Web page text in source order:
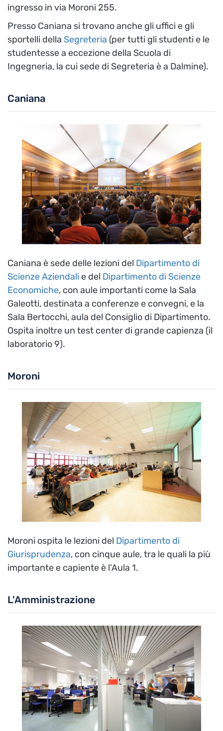
ingresso in via Moroni 255.
Presso Caniana si trovano anche gli uffici e gli
sportelli della Segreteria (per tutti gli studenti e le
studentesse a eccezione della Scuola di
Ingegneria, la cui sede di Segreteria è a Dalmine).
Caniana
Caniana è sede delle lezioni del Dipartimento di
Scienze Aziendali e del Dipartimento di Scienze
Economiche, con aule importanti come la Sala
Galeotti, destinata a conferenze e convegni, e la
Sala Bertocchi, aula del Consiglio di Dipartimento.
Ospita inoltre un test center di grande capienza (il
laboratorio 9).
Moroni
Moroni ospita le lezioni del Dipartimento di
Giurisprudenza, con cinque aule, tra le quali la più
importante e capiente è l'Aula 1.
L'Amministrazione